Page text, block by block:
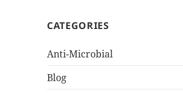
CATEGORIES
Anti-Microbial
Blog